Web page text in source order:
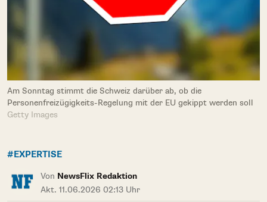
Am Sonntag stimmt die Schweiz darüber ab, ob die
Personenfreizügigkeits-Regelung mit der EU gekippt werden soll
Getty Images
#EXPERTISE
Von NewsFlix Redaktion
Akt. 11.06.2026 02:13 Uhr